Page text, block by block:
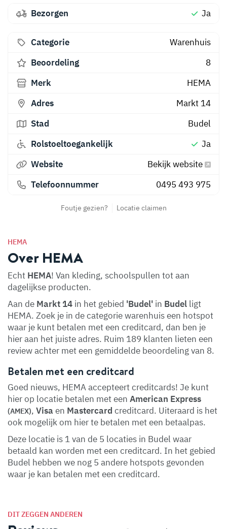
HEMA
Over HEMA
Echt HEMA! Van kleding, schoolspullen tot aan
dagelijkse producten.
Aan de Markt 14 in het gebied 'Budel' in Budel ligt
HEMA. Zoek je in de categorie warenhuis een hotspot
waar je kunt betalen met een creditcard, dan ben je
hier aan het juiste adres. Ruim 189 klanten lieten een
review achter met een gemiddelde beoordeling van 8.
Betalen met een creditcard
Goed nieuws, HEMA accepteert creditcards! Je kunt
hier op locatie betalen met een American Express
(AMEX), Visa en Mastercard creditcard. Uiteraard is het
ook mogelijk om hier te betalen met een betaalpas.
Deze locatie is 1 van de 5 locaties in Budel waar
betaald kan worden met een creditcard. In het gebied
Budel hebben we nog 5 andere hotspots gevonden
waar je kan betalen met een creditcard.
Bezorgen Ja
Categorie
Warenhuis
Beoordeling
8
Merk
HEMA
Adres
Markt 14
Stad
Budel
Rolstoeltoegankelijk
Ja
Website
Bekijk website
Telefoonnummer
0495 493 975
Foutje gezien? Locatie claimen
DIT ZEGGEN ANDEREN